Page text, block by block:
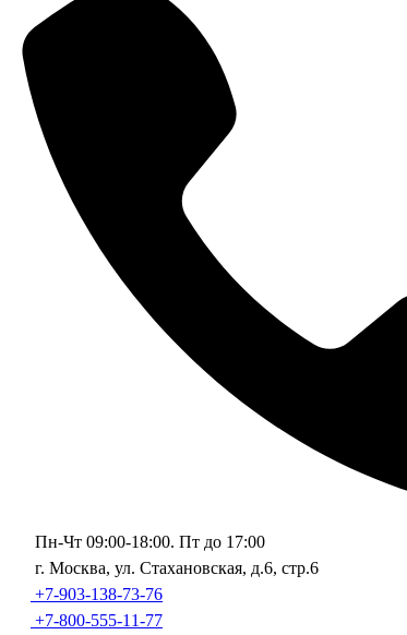
Пн-Чт 09:00-18:00. Пт до 17:00
г. Москва, ул. Стахановская, д.6, стр.6
+7-903-138-73-76
+7-800-555-11-77